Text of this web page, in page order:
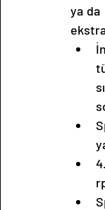
ya da